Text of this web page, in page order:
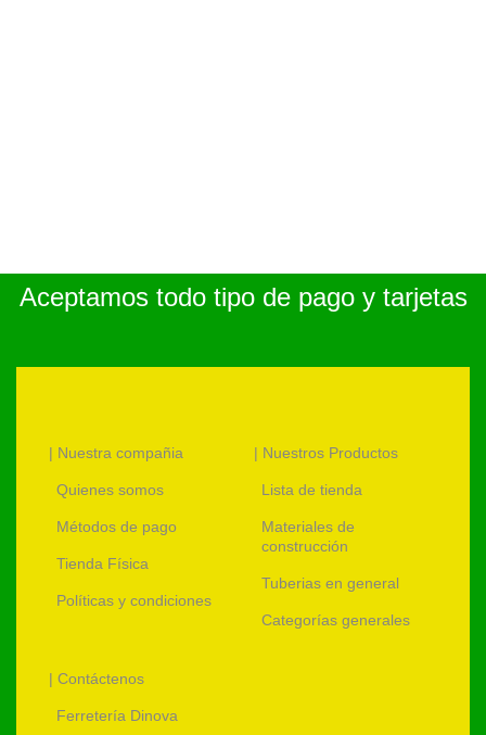
Aceptamos todo tipo de pago y tarjetas
| Nuestra compañia
Quienes somos
Métodos de pago
Tienda Física
Políticas y condiciones
| Nuestros Productos
Lista de tienda
Materiales de
construcción
Tuberias en general
Categorías generales
| Contáctenos
Ferretería Dinova